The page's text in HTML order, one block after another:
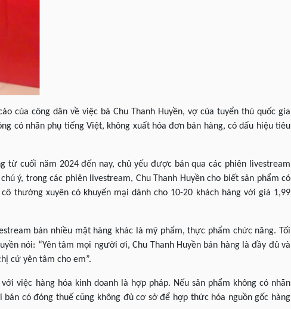
của công dân về việc bà Chu Thanh Huyền, vợ của tuyển thủ quốc gia
có nhãn phụ tiếng Việt, không xuất hóa đơn bán hàng, có dấu hiệu tiêu
từ cuối năm 2024 đến nay, chủ yếu được bán qua các phiên livestream
ý, trong các phiên livestream, Chu Thanh Huyền cho biết sản phẩm có
thường xuyên có khuyến mại dành cho 10-20 khách hàng với giá 1,99
bán nhiều mặt hàng khác là mỹ phẩm, thực phẩm chức năng. Tối
nói: “Yên tâm mọi người ơi, Chu Thanh Huyền bán hàng là đầy đủ và
cứ yên tâm cho em”.
việc hàng hóa kinh doanh là hợp pháp. Nếu sản phẩm không có nhãn
có đóng thuế cũng không đủ cơ sở để hợp thức hóa nguồn gốc hàng